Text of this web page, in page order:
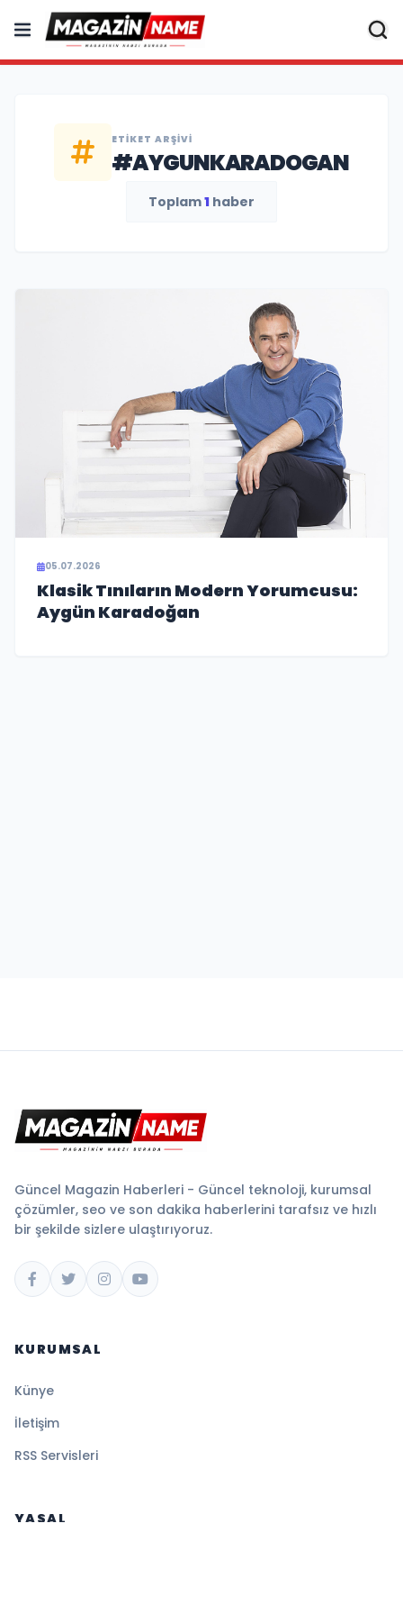
ETIKET ARŞIVI
#AYGUNKARADOGAN
Toplam1 haber
05.07.2026
Klasik Tınıların Modern Yorumcusu:
Aygün Karadoğan
Güncel Magazin Haberleri - Güncel teknoloji, kurumsal
çözümler, seo ve son dakika haberlerini tarafsız ve hızlı
bir şekilde sizlere ulaştırıyoruz.
KURUMSAL
Künye
İletişim
RSS Servisleri
YASAL